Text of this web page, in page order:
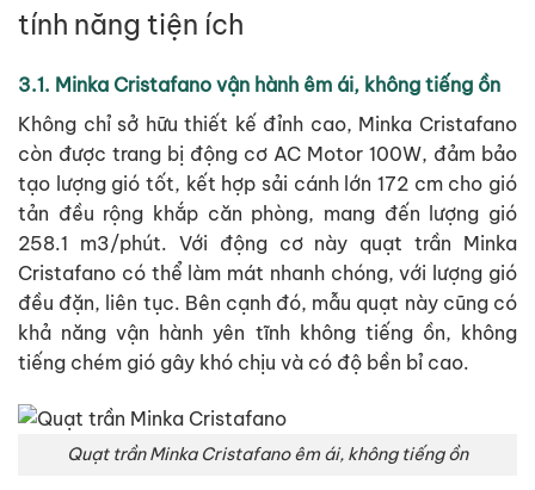
tính năng tiện ích
3.1. Minka Cristafano vận hành êm ái, không tiếng ồn
Không chỉ sở hữu thiết kế đỉnh cao, Minka Cristafano
còn được trang bị động cơ AC Motor 100W, đảm bảo
tạo lượng gió tốt, kết hợp sải cánh lớn 172 cm cho gió
tản đều rộng khắp căn phòng, mang đến lượng gió
258.1 m3/phút. Với động cơ này quạt trần Minka
Cristafano có thể làm mát nhanh chóng, với lượng gió
đều đặn, liên tục. Bên cạnh đó, mẫu quạt này cũng có
khả năng vận hành yên tĩnh không tiếng ồn, không
tiếng chém gió gây khó chịu và có độ bền bỉ cao.
Quạt trần Minka Cristafano êm ái, không tiếng ồn